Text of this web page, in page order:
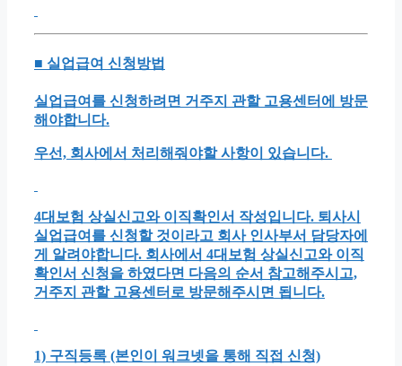
■ 실업급여 신청방법
실업급여를 신청하려면 거주지 관할 고용센터에 방문
해야합니다.
우선, 회사에서 처리해줘야할 사항이 있습니다.
4대보험 상실신고와 이직확인서 작성입니다. 퇴사시
실업급여를 신청할 것이라고 회사 인사부서 담당자에
게 알려야합니다. 회사에서 4대보험 상실신고와 이직
확인서 신청을 하였다면 다음의 순서 참고해주시고,
거주지 관할 고용센터로 방문해주시면 됩니다.
1) 구직등록 (본인이 워크넷을 통해 직접 신청)